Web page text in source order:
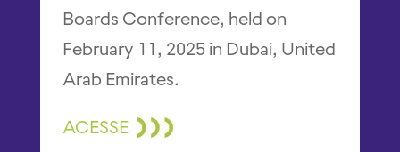
Boards Conference, held on
February 11, 2025 in Dubai, United
Arab Emirates.
ACESSE